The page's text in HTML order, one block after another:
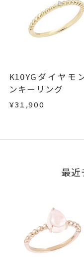
K10YGダイヤモ
ンキーリング
¥31,900
最